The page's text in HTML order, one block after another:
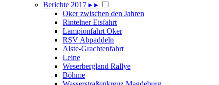
Berichte 2017 ▸ ▸
Oker zwischen den Jahren
Rintelner Eisfahrt
Lampionfahrt Oker
RSV Abpaddeln
Alste-Grachtenfahrt
Leine
Weserbergland Rallye
Böhme